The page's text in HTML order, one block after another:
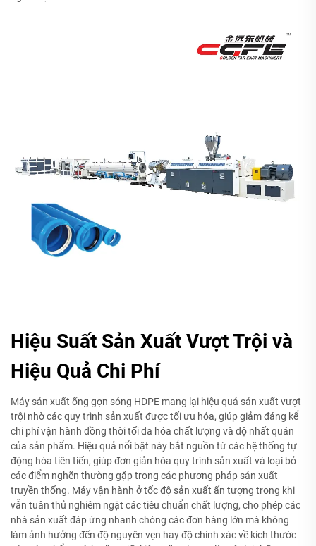
Hiệu Suất Sản Xuất Vượt Trội và
Hiệu Quả Chi Phí
Máy sản xuất ống gợn sóng HDPE mang lại hiệu quả sản xuất vượt
trội nhờ các quy trình sản xuất được tối ưu hóa, giúp giảm đáng kể
chi phí vận hành đồng thời tối đa hóa chất lượng và độ nhất quán
của sản phẩm. Hiệu quả nổi bật này bắt nguồn từ các hệ thống tự
động hóa tiên tiến, giúp đơn giản hóa quy trình sản xuất và loại bỏ
các điểm nghẽn thường gặp trong các phương pháp sản xuất
truyền thống. Máy vận hành ở tốc độ sản xuất ấn tượng trong khi
vẫn tuân thủ nghiêm ngặt các tiêu chuẩn chất lượng, cho phép các
nhà sản xuất đáp ứng nhanh chóng các đơn hàng lớn mà không
làm ảnh hưởng đến độ nguyên vẹn hay độ chính xác về kích thước